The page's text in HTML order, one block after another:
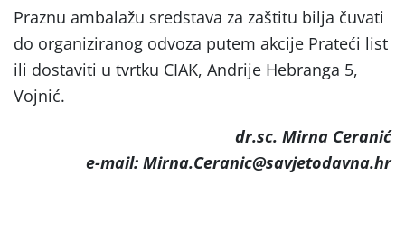
Praznu ambalažu sredstava za zaštitu bilja čuvati
do organiziranog odvoza putem akcije Prateći list
ili dostaviti u tvrtku CIAK, Andrije Hebranga 5,
Vojnić.
dr.sc. Mirna Ceranić
e-mail: Mirna.Ceranic@savjetodavna.hr